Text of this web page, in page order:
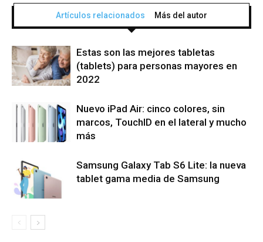
Artículos relacionados Más del autor
Estas son las mejores tabletas
(tablets) para personas mayores en
2022
Nuevo iPad Air: cinco colores, sin
marcos, TouchID en el lateral y mucho
más
Samsung Galaxy Tab S6 Lite: la nueva
tablet gama media de Samsung